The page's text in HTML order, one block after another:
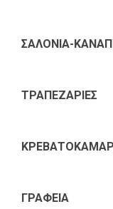
ΣΑΛΟΝΙΑ-
ΤΡΑΠΕΖΑΡΙΕΣ
ΓΡΑΦΕΙΑ